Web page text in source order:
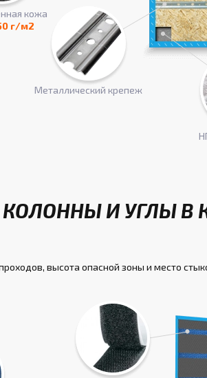
кожа
г/м2
Металлический крепеж
И УГЛЫ В
высота опасной зоны и место